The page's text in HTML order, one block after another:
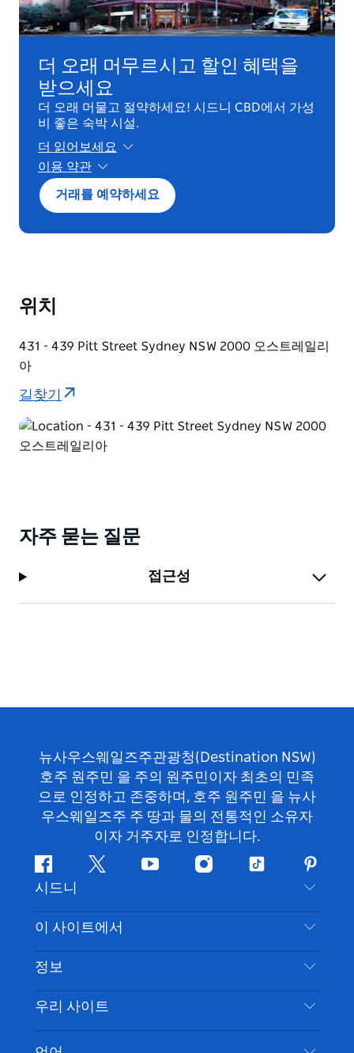
더 오래 머무르시고 할인 혜택을
받으세요
더 오래 머물고 절약하세요! 시드니 CBD에서 가성
비 좋은 숙박 시설.
더 읽어보세요
이용 약관
최소 2박 이상. 도착 72시간 전까지 무료 취소 가
능.
거래를 예약하세요
위치
431 - 439 Pitt Street Sydney NSW 2000 오스트레일리
아
길찾기
자주 묻는 질문
접근성
뉴사우스웨일즈주관광청(Destination NSW)
호주 원주민 을 주의 원주민이자 최초의 민족
으로 인정하고 존중하며, 호주 원주민 을 뉴사
우스웨일즈주 주 땅과 물의 전통적인 소유자
이자 거주자로 인정합니다.
페
이
스
북
지
귀
다
유
브
인
타
램
틱
핀
터
레
스
트
시드니
문의하기
부인 성명
쿠키 고지
이 사이트에서
목적지
할 일
이벤트
정보
여행 정보
시드니 접근성
우리 사이트